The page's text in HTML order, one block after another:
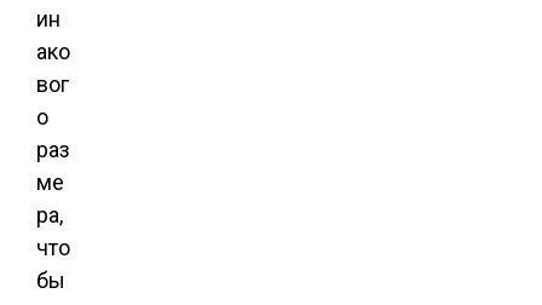
ин
ако
вог
о
раз
ме
ра,
что
бы